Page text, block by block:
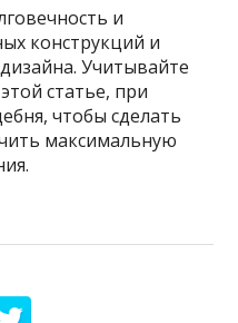
и
конструкций и
Учитывайте
статье, при
чтобы сделать
максимальную